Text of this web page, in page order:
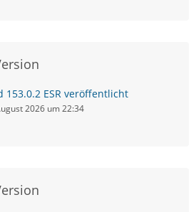
ESR veröffentlicht
2026 um 22:34